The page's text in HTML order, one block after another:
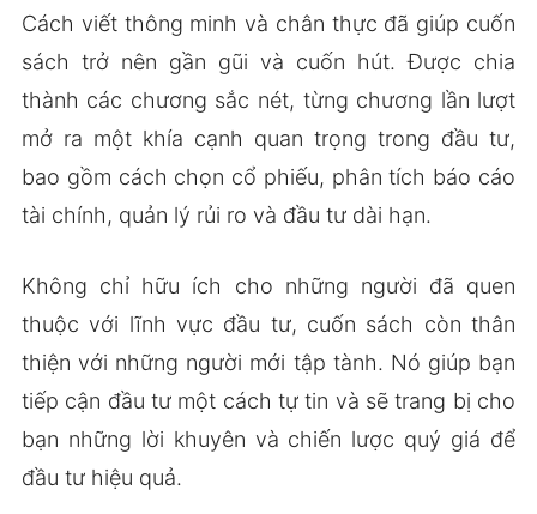
Cách viết thông minh và chân thực đã giúp cuốn
sách trở nên gần gũi và cuốn hút. Được chia
thành các chương sắc nét, từng chương lần lượt
mở ra một khía cạnh quan trọng trong đầu tư,
bao gồm cách chọn cổ phiếu, phân tích báo cáo
tài chính, quản lý rủi ro và đầu tư dài hạn.
Không chỉ hữu ích cho những người đã quen
thuộc với lĩnh vực đầu tư, cuốn sách còn thân
thiện với những người mới tập tành. Nó giúp bạn
tiếp cận đầu tư một cách tự tin và sẽ trang bị cho
bạn những lời khuyên và chiến lược quý giá để
đầu tư hiệu quả.